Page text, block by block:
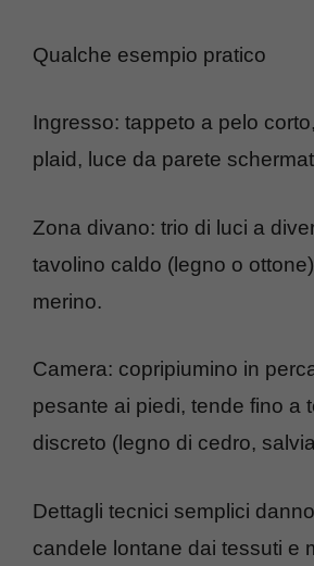
Qualche esempio pratico
Ingresso: tappeto a pelo
plaid, luce da parete
Zona divano: trio di luci a
tavolino caldo (legno o
merino.
Camera: copripiumino in
pesante ai piedi, tende fino a
discreto (legno di cedro,
Dettagli tecnici semplici
candele lontane dai tessuti e